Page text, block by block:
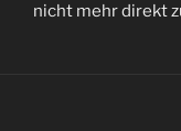
nicht mehr direkt